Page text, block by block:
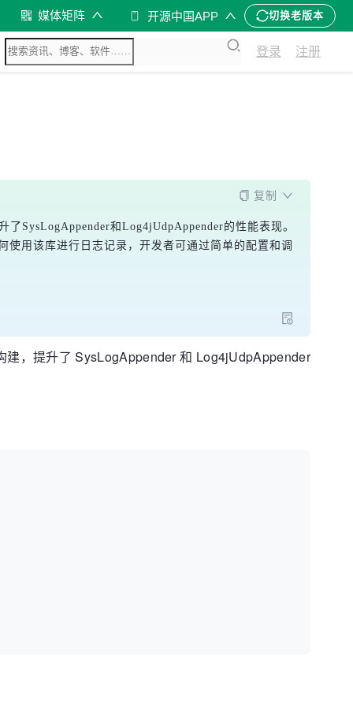
媒体矩阵 开源中国APP 切换老版本
登录 注册
复制
SysLogAppender和Log4jUdpAppender的性能表现。
用该库进行日志记录，开发者可通过简单的配置和调
，提升了 SysLogAppender 和 Log4jUdpAppender